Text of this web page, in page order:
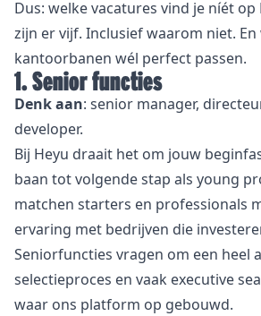
Dus: welke vacatures vind je níét op
zijn er vijf. Inclusief waarom niet. En
kantoorbanen wél perfect passen.
1. Senior functies
Denk aan: senior manager,
developer.
Bij Heyu draait het om jouw
baan tot volgende stap als young
matchen starters en professionals
ervaring met bedrijven die
Seniorfuncties vragen om een heel
selectieproces en vaak executive
waar ons platform op gebouwd.